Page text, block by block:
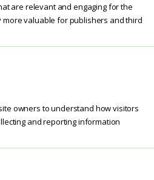
are relevant and engaging for the
valuable for publishers and third
owners to understand how visitors
and reporting information